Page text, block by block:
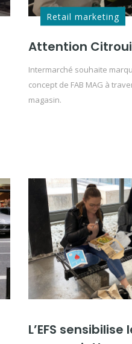
Retail marketing
Attention
Intermarché souhaite
concept de FAB MAG à
magasin.
L’EFS